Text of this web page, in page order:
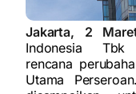
Jakarta, 2
Indonesia Tbk
rencana
Utama